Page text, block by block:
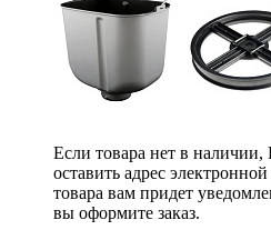
Если товара нет в
оставить адрес
товара вам придет
вы оформите заказ.